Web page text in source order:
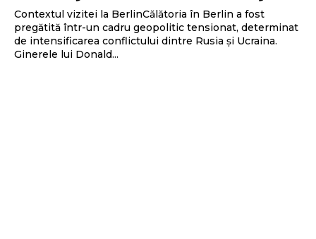
Contextul vizitei la BerlinCălătoria în Berlin a fost
pregătită într-un cadru geopolitic tensionat, determinat
de intensificarea conflictului dintre Rusia și Ucraina.
Ginerele lui Donald...